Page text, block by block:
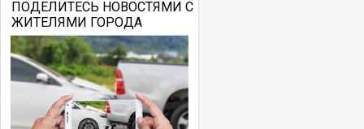
ПОДЕЛИТЕСЬ НОВОСТЯМИ С
ЖИТЕЛЯМИ ГОРОДА